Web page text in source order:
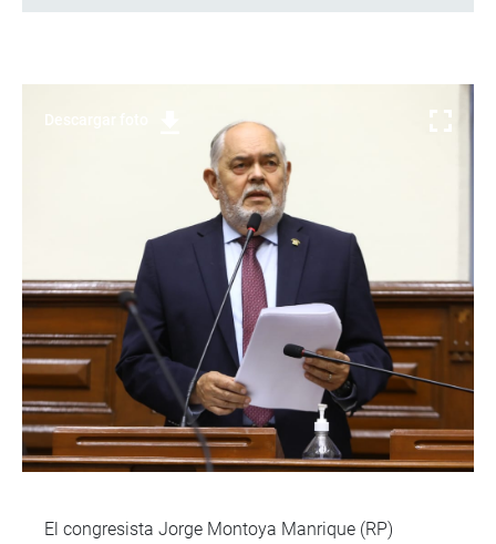
Descargar foto
El congresista Jorge Montoya Manrique (RP)